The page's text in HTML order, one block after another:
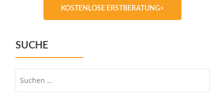
KOSTENLOSE ERSTBERATUNG>
SUCHE